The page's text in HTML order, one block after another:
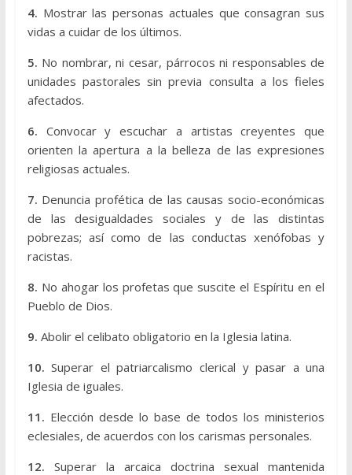
4. Mostrar las personas actuales que consagran sus
vidas a cuidar de los últimos.
5. No nombrar, ni cesar, párrocos ni responsables de
unidades pastorales sin previa consulta a los fieles
afectados.
6. Convocar y escuchar a artistas creyentes que
orienten la apertura a la belleza de las expresiones
religiosas actuales.
7. Denuncia profética de las causas socio-económicas
de las desigualdades sociales y de las distintas
pobrezas; así como de las conductas xenófobas y
racistas.
8. No ahogar los profetas que suscite el Espíritu en el
Pueblo de Dios.
9. Abolir el celibato obligatorio en la Iglesia latina.
10. Superar el patriarcalismo clerical y pasar a una
Iglesia de iguales.
11. Elección desde lo base de todos los ministerios
eclesiales, de acuerdos con los carismas personales.
12. Superar la arcaica doctrina sexual mantenida